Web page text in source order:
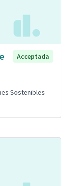
Acceptada
Sostenibles